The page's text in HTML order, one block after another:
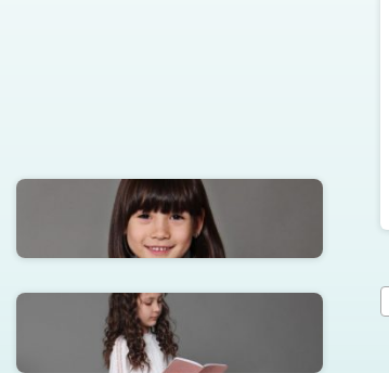
Водолазка Ирбис
Трикотажная кофта Милана